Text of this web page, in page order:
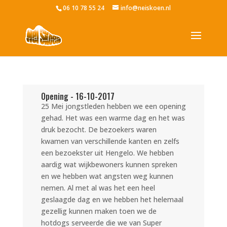
06 10 78 55 24 info@neiskoen.nl
Opening - 16-10-2017
25 Mei jongstleden hebben we een opening
gehad. Het was een warme dag en het was
druk bezocht. De bezoekers waren
kwamen van verschillende kanten en zelfs
een bezoekster uit Hengelo. We hebben
aardig wat wijkbewoners kunnen spreken
en we hebben wat angsten weg kunnen
nemen. Al met al was het een heel
geslaagde dag en we hebben het helemaal
gezellig kunnen maken toen we de
hotdogs serveerde die we van Super